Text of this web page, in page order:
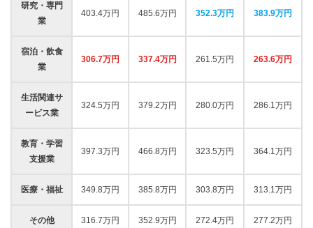
研究・専門
業
403.4万円 485.6万円 352.3万円 383.9万円
宿泊・飲食
業
306.7万円 337.4万円 261.5万円 263.6万円
生活関連サ
ービス業
324.5万円 379.2万円 280.0万円 286.1万円
教育・学習
支援業
397.3万円 466.8万円 323.5万円 364.1万円
医療・福祉 349.8万円 385.8万円 303.8万円 313.1万円
その他 316.7万円 352.9万円 272.4万円 277.2万円